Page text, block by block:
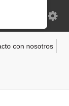
con nosotros